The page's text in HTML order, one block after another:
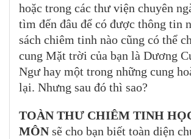
hoặc trong các thư viện chuyên
tìm đến đâu để có được thông tin
sách chiêm tinh nào cũng có thể
cung Mặt trời của bạn là Dương
Ngư hay một trong những cung
lại. Nhưng sau đó thì sao?
TOÀN THƯ CHIÊM TINH
MÔNsẽ cho bạn biết toàn diện